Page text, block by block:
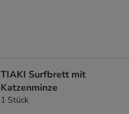
TIAKI Surfbrett mit
Katzenminze
1 Stück